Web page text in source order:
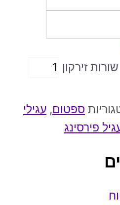
זירקון
ספטום, עגילי
פירסינג